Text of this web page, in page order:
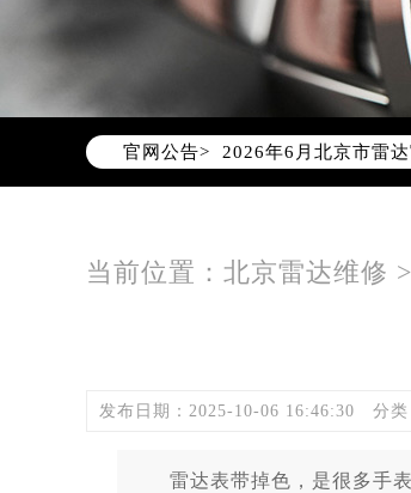
官网公告>
2026年6月雷达北京
2026年6月北京市雷
2026年6月雷达售后
北京市东城区东长安
北京市东城区东长安
当前位置： 北京雷达维修 >
发布日期：2025-10-06 16:46:30 分类
雷达表带掉色，是很多手表